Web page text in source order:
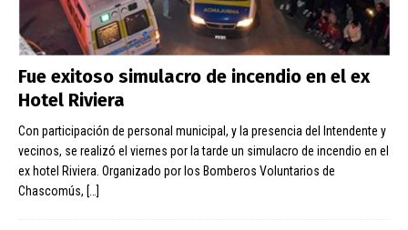
Fue exitoso simulacro de incendio en el ex
Hotel Riviera
Con participación de personal municipal, y la presencia del Intendente y
vecinos, se realizó el viernes por la tarde un simulacro de incendio en el
ex hotel Riviera. Organizado por los Bomberos Voluntarios de
Chascomús, […]